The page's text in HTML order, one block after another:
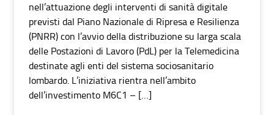
nell’attuazione degli interventi di sanità digitale
previsti dal Piano Nazionale di Ripresa e Resilienza
(PNRR) con l’avvio della distribuzione su larga scala
delle Postazioni di Lavoro (PdL) per la Telemedicina
destinate agli enti del sistema sociosanitario
lombardo. L’iniziativa rientra nell’ambito
dell’investimento M6C1 – […]